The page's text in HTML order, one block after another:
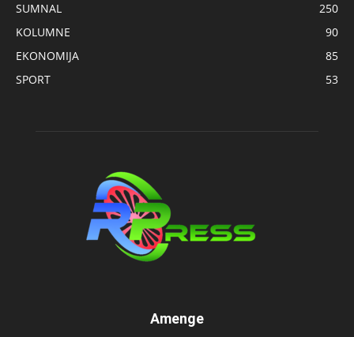
SUMNAL
250
KOLUMNE
90
EKONOMIJA
85
SPORT
53
Amenge